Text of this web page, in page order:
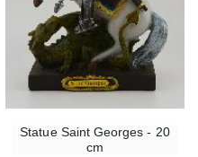
Statue Saint Georges - 20
cm